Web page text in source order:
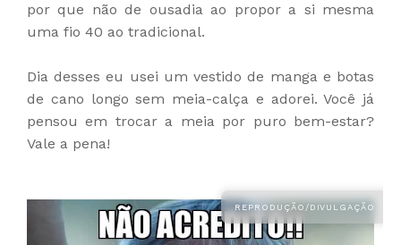
por que não de ousadia ao propor a si mesma
uma fio 40 ao tradicional.
Dia desses eu usei um vestido de manga e botas
de cano longo sem meia-calça e adorei. Você já
pensou em trocar a meia por puro bem-estar?
Vale a pena!